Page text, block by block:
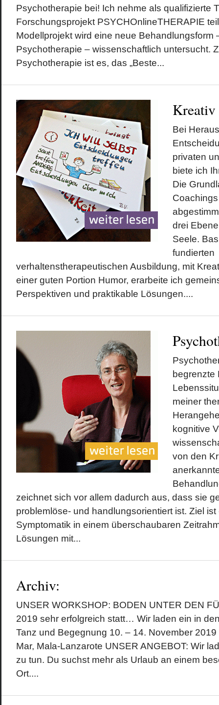
Psychotherapie bei! Ich nehme als qualifizierte
Forschungsprojekt PSYCHOnlineTHERAPIE
Modellprojekt wird eine neue Behandlungsform
Psychotherapie – wissenschaftlich untersucht.
Psychotherapie ist es, das „Beste...
Kreativ
Bei
privaten
biete ich
Die
drei
Seele.
fundierten
verhaltenstherapeutischen Ausbildung, mit
einer guten Portion Humor, erarbeite ich
Perspektiven und praktikable Lösungen....
begrenzte
meiner
kognitive
von den
zeichnet sich vor allem dadurch aus, dass sie
problemlöse- und handlungsorientiert ist. Ziel ist
Symptomatik in einem überschaubaren
Lösungen mit...
Archiv:
UNSER WORKSHOP: BODEN UNTER DEN
2019 sehr erfolgreich statt… Wir laden ein in
Tanz und Begegnung 10. – 14. November
Mar, Mala-Lanzarote UNSER ANGEBOT: Wir
zu tun. Du suchst mehr als Urlaub an einem
Ort....